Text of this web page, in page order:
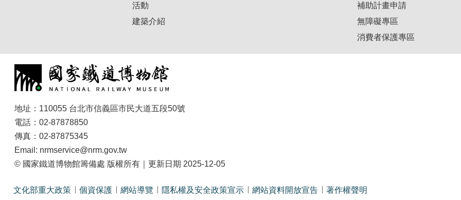
活動
建築介紹
補助計畫申請
無障礙專區
消費者保護專區
地址：110055 台北市信義區市民大道五段50號
電話：02-87878850
傳真：02-87875345
Email: nrmservice@nrm.gov.tw
© 國家鐵道博物館籌備處 版權所有｜更新日期 2025-12-05
文化部重大政策 個資保護 網站導覽 隱私權及安全政策宣示 網站資料開放宣告 著作權聲明